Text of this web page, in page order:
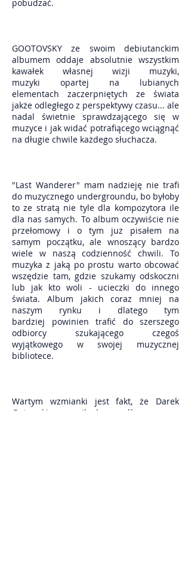
pobudzać.
GOOTOVSKY ze swoim debiutanckim
albumem oddaje absolutnie wszystkim
kawałek własnej wizji muzyki,
muzyki opartej na lubianych
elementach zaczerpniętych ze świata
jakże odległego z perspektywy czasu... ale
nadal świetnie sprawdzającego się w
muzyce i jak widać potrafiącego wciągnąć
na długie chwile każdego słuchacza.
"Last Wanderer" mam nadzieję nie trafi
do muzycznego undergroundu, bo byłoby
to ze stratą nie tyle dla kompozytora ile
dla nas samych. To album oczywiście nie
przełomowy i o tym juz pisałem na
samym początku, ale wnoszący bardzo
wiele w naszą codzienność chwili. To
muzyka z jaką po prostu warto obcować
wszędzie tam, gdzie szukamy odskoczni
lub jak kto woli - ucieczki do innego
świata. Album jakich coraz mniej na
naszym rynku i dlatego tym
bardziej powinien trafić do szerszego
odbiorcy szukającego czegoś
wyjątkowego w swojej muzycznej
bibliotece.
Wartym wzmianki jest fakt, że Darek
Gutowski zaprosił do współpracy przy